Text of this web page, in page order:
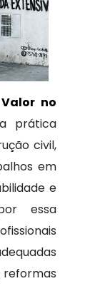
no
prática
civil,
em
e
essa